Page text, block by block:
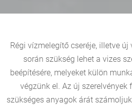
Régi vízmelegítő cseréje, illetve
során szükség lehet a vizes
beépítésére, melyeket külön
végzünk el. Az új szerelvények
szükséges anyagok árát